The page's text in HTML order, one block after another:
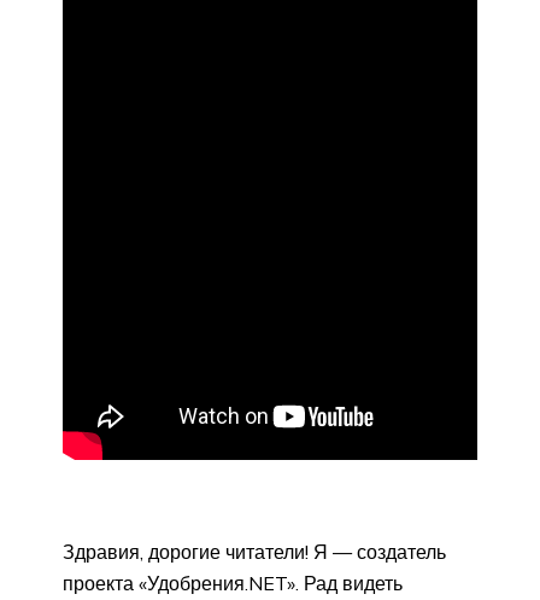
Здравия, дорогие читатели! Я — создатель
проекта «Удобрения.NET». Рад видеть